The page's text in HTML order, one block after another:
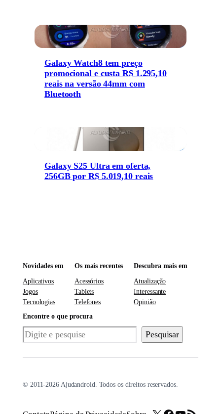
Galaxy Watch8 tem preço
promocional e custa R$ 1.295,10
reais na versão 44mm com
Bluetooth
Galaxy S25 Ultra em oferta,
256GB por R$ 5.019,10 reais
Novidades em
Aplicativos
Jogos
Tecnologias
Os mais recentes
Acessórios
Tablets
Telefones
Descubra mais em
Atualização
Interessante
Opinião
Encontre o que procura
Pesquisar Pesquisar
© 2011-2026 Ajudandroid. Todos os direitos reservados.